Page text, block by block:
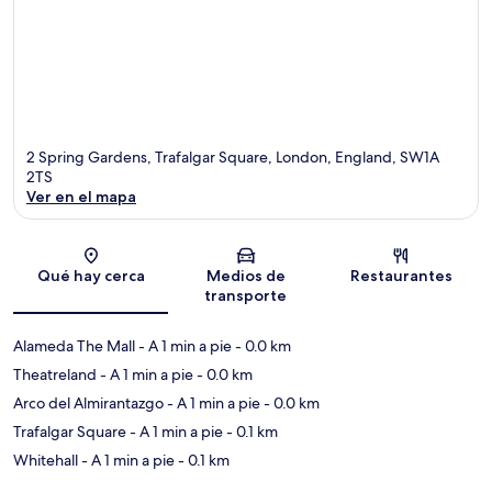
2 Spring Gardens, Trafalgar Square, London, England, SW1A
2TS
Ver en el mapa
Qué hay cerca
Medios de
transporte
Restaurantes
Alameda The Mall- A 1 min a pie- 0.0 km
Theatreland - A 1 min a pie- 0.0 km
Arco del Almirantazgo- A 1 min a pie- 0.0 km
Trafalgar Square- A 1 min a pie- 0.1 km
Whitehall- A 1 min a pie- 0.1 km